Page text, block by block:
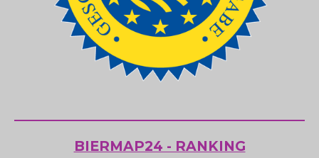
BIERMAP24 - RANKING